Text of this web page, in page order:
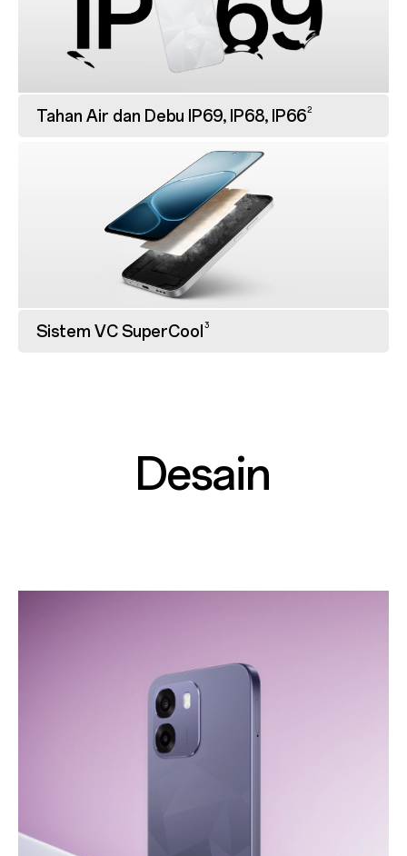
Tahan Air dan Debu IP69, IP68, IP662
Sistem VC SuperCool 3
Desain